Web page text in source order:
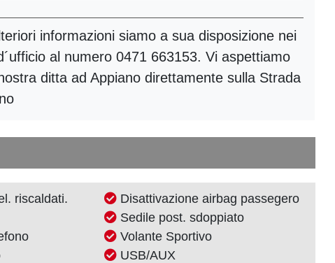
informazioni siamo a sua disposizione nei
al numero 0471 663153. Vi aspettiamo
ditta ad Appiano direttamente sulla Strada
riscaldati.
Disattivazione airbag passegero
Sedile post. sdoppiato
Volante Sportivo
USB/AUX